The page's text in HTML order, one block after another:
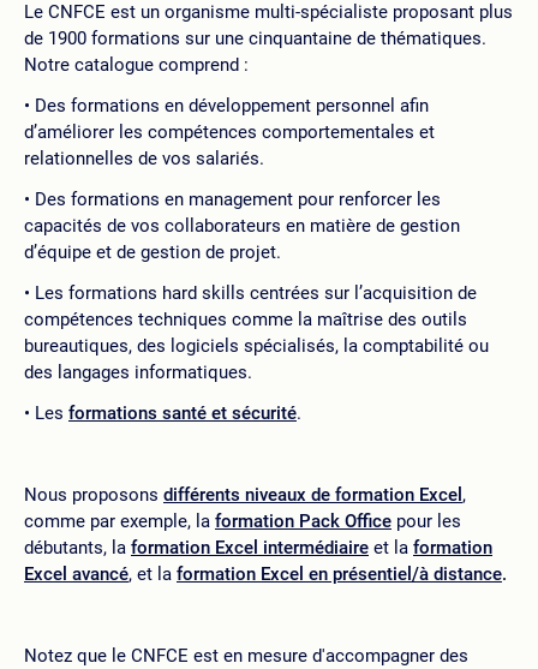
Le CNFCE est un organisme multi-spécialiste proposant plus
de 1900 formations sur une cinquantaine de thématiques.
Notre catalogue comprend :
Des formations en développement personnel afin
d’améliorer les compétences comportementales et
relationnelles de vos salariés.
Des formations en management pour renforcer les
capacités de vos collaborateurs en matière de gestion
d’équipe et de gestion de projet.
Les formations hard skills centrées sur l’acquisition de
compétences techniques comme la maîtrise des outils
bureautiques, des logiciels spécialisés, la comptabilité ou
des langages informatiques.
Les formations santé et sécurité.
Nous proposons différents niveaux de formation Excel ,
comme par exemple, la formation Pack Office pour les
débutants, la formation Excel intermédiaire et la formation
Excel avancé, et la formation Excel en présentiel/à distance.
Notez que le CNFCE est en mesure d'accompagner des